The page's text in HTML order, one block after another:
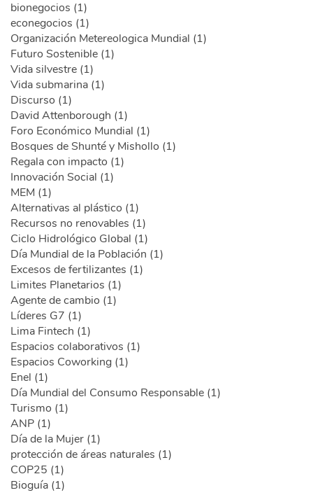
bionegocios (1)
econegocios (1)
Organización Metereologica Mundial (1)
Futuro Sostenible (1)
Vida silvestre (1)
Vida submarina (1)
Discurso (1)
David Attenborough (1)
Foro Económico Mundial (1)
Bosques de Shunté y Mishollo (1)
Regala con impacto (1)
Innovación Social (1)
MEM (1)
Alternativas al plástico (1)
Recursos no renovables (1)
Ciclo Hidrológico Global (1)
Día Mundial de la Población (1)
Excesos de fertilizantes (1)
Limites Planetarios (1)
Agente de cambio (1)
Líderes G7 (1)
Lima Fintech (1)
Espacios colaborativos (1)
Espacios Coworking (1)
Enel (1)
Día Mundial del Consumo Responsable (1)
Turismo (1)
ANP (1)
Día de la Mujer (1)
protección de áreas naturales (1)
COP25 (1)
Bioguía (1)